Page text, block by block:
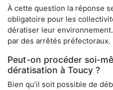
À cette question la réponse
obligatoire pour les
dératiser leur
par des arrêtés préfectoraux.
Peut-on procéder soi-
dératisation à Toucy ?
Bien qu’il soit possible de